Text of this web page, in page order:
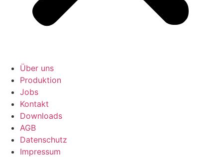
Über uns
Produktion
Jobs
Kontakt
Downloads
AGB
Datenschutz
Impressum